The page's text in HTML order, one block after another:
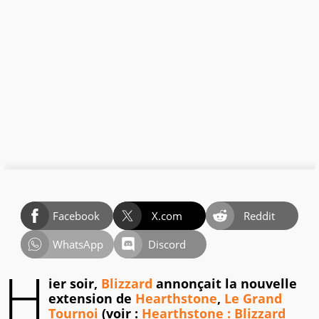
Facebook X.com
Reddit
WhatsApp
Discord
H ier soir, Blizzard annonçait la nouvelle
extension de Hearthstone, Le Grand
Tournoi (voir : Hearthstone : Blizzard